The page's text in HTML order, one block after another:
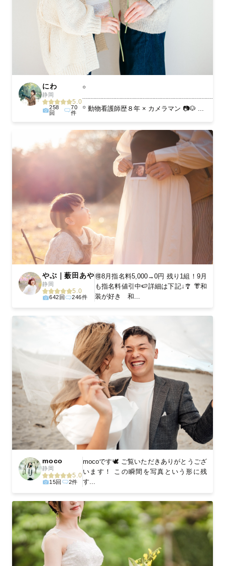
にわ
静岡
5.0
258
回
70
件
꙳
┈┈┈┈┈┈┈┈┈┈┈┈┈┈┈┈┈┈┈┈
꙳ 動物看護師歴８年 × カメラマン 📷🐶 ...
やぶ｜薮田あや
静岡
5.0
642回 246件
🉐8月指名料5,000→0円 残り1組！9月
も指名料値引中🍉詳細は下記↓🎐 👘和
装が好き 和...
moco
静岡
5.0
15回 2件
mocoです🕊️ ご覧いただきありがとうござ
います！ この瞬間を写真という形に残
す...